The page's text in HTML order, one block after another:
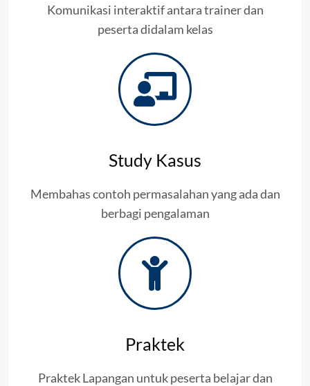
Komunikasi interaktif antara trainer dan
peserta didalam kelas
Study Kasus
Membahas contoh permasalahan yang ada dan
berbagi pengalaman
Praktek
Praktek Lapangan untuk peserta belajar dan